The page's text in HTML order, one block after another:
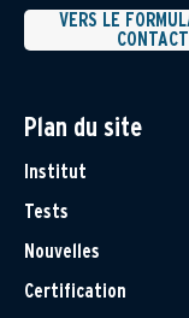
VERS LE
CONTACT
Plan du site
Institut
Tests
Nouvelles
Certification